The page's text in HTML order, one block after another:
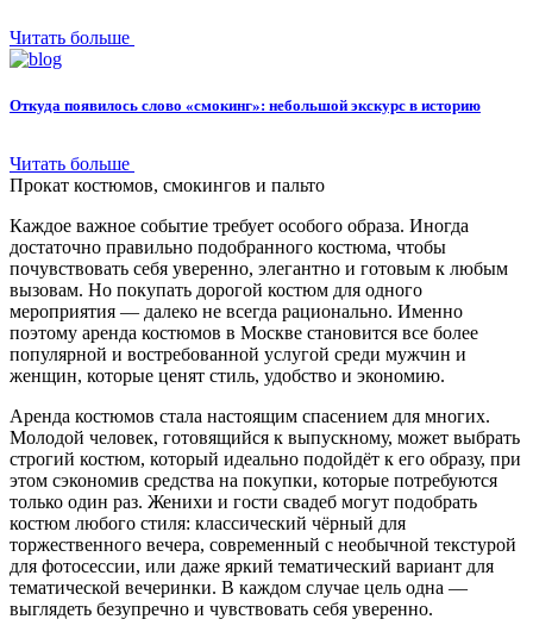
Читать больше
Откуда появилось слово «смокинг»: небольшой экскурс в историю
Читать больше
Прокат костюмов, смокингов и пальто
Каждое важное событие требует особого образа. Иногда
достаточно правильно подобранного костюма, чтобы
почувствовать себя уверенно, элегантно и готовым к любым
вызовам. Но покупать дорогой костюм для одного
мероприятия — далеко не всегда рационально. Именно
поэтому аренда костюмов в Москве становится все более
популярной и востребованной услугой среди мужчин и
женщин, которые ценят стиль, удобство и экономию.
Аренда костюмов стала настоящим спасением для многих.
Молодой человек, готовящийся к выпускному, может выбрать
строгий костюм, который идеально подойдёт к его образу, при
этом сэкономив средства на покупки, которые потребуются
только один раз. Женихи и гости свадеб могут подобрать
костюм любого стиля: классический чёрный для
торжественного вечера, современный с необычной текстурой
для фотосессии, или даже яркий тематический вариант для
тематической вечеринки. В каждом случае цель одна —
выглядеть безупречно и чувствовать себя уверенно.